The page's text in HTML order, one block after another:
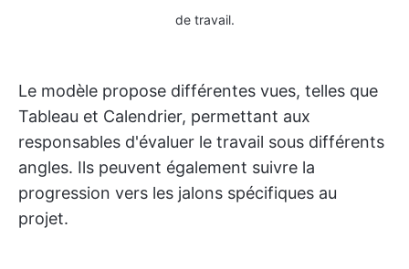
de travail.
Le modèle propose différentes vues, telles que
Tableau et Calendrier, permettant aux
responsables d'évaluer le travail sous différents
angles. Ils peuvent également suivre la
progression vers les jalons spécifiques au
projet.